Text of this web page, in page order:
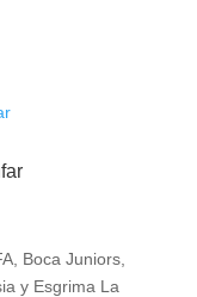
, Boca Juniors,
y Esgrima La